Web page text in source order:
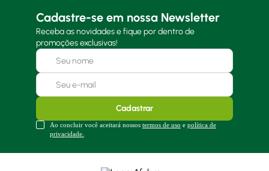
Cadastre-se em nossa Newsletter
Receba as novidades e fique por dentro de
promoções exclusivas!
Cadastrar
Ao concluir você aceitará nossos termos de uso e política de
privacidade.